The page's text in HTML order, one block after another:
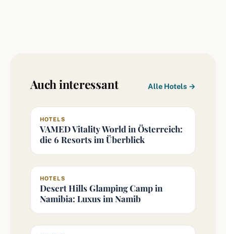
Auch interessant Alle Hotels →
HOTELS
VAMED Vitality World in Österreich:
die 6 Resorts im Überblick
HOTELS
Desert Hills Glamping Camp in
Namibia: Luxus im Namib